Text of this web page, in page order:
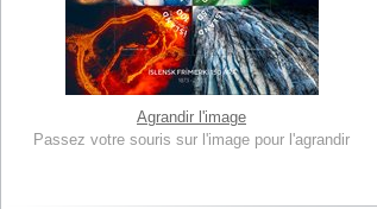
Agrandir l'image
Passez votre souris sur l'image pour l'agrandir